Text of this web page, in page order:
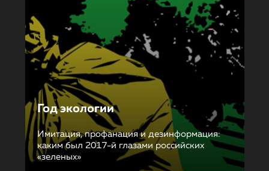
Год экологии
Имитация, профанация и дезинформация:
каким был 2017-й глазами российских
«зеленых»